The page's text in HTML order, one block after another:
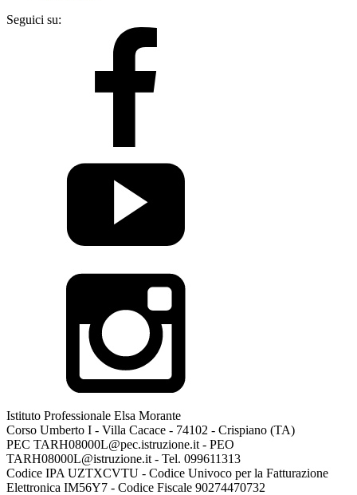
Seguici su:
Istituto Professionale Elsa Morante
Corso Umberto I - Villa Cacace - 74102 - Crispiano (TA)
PEC TARH08000L@pec.istruzione.it - PEO
TARH08000L@istruzione.it - Tel. 099611313
Codice IPA UZTXCVTU - Codice Univoco per la Fatturazione
Elettronica IM56Y7 - Codice Fiscale 90274470732